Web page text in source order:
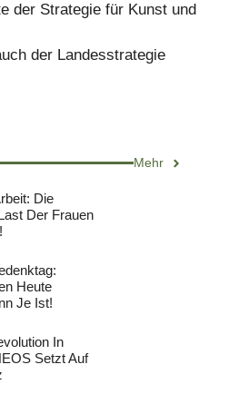
der Strategie für Kunst und
der Landesstrategie
Mehr
Die
Der Frauen
Heute
Je Ist!
In
Setzt Auf